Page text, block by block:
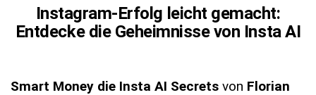
Instagram-Erfolg leicht gemacht:
Entdecke die Geheimnisse von Insta AI
Smart Money die Insta AI Secrets von Florian